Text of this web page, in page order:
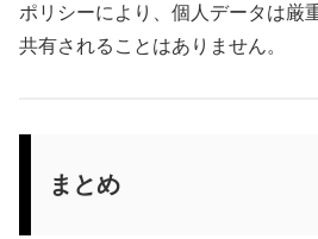
ポリシーにより、個人データは厳
共有されることはありません。
まとめ